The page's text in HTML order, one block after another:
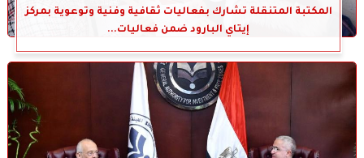
المكتبة المتنقلة تشارك بفعاليات ثقافية وفنية وتوعوية بمركز
إيتاي البارود ضمن فعاليات...